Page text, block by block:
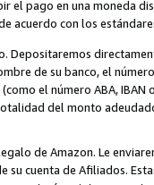
el pago en una moneda
acuerdo con los
Depositaremos
de su banco, el
el número ABA,
del monto
de Amazon. Le
su cuenta de Afiliados.